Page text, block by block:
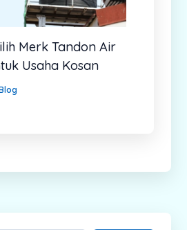
Merk Tandon Air
Usaha Kosan